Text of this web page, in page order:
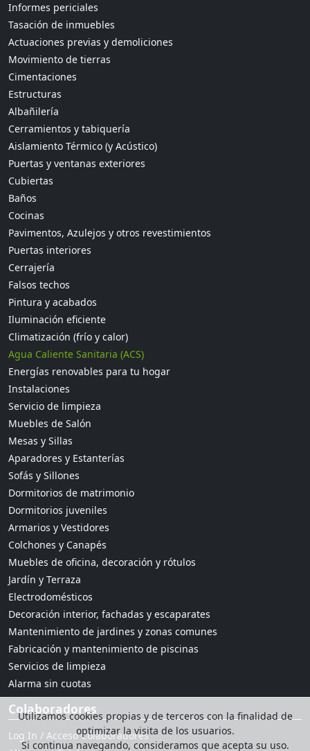
Utilizamos cookies propias y de terceros con la finalidad de
optimizar la visita de los usuarios.
Si continua navegando, consideramos que acepta su uso.
Informes periciales
Tasación de inmuebles
Actuaciones previas y demoliciones
Movimiento de tierras
Cimentaciones
Estructuras
Albañilería
Cerramientos y tabiquería
Aislamiento Térmico (y Acústico)
Puertas y ventanas exteriores
Cubiertas
Baños
Cocinas
Pavimentos, Azulejos y otros revestimientos
Puertas interiores
Cerrajería
Falsos techos
Pintura y acabados
Iluminación eficiente
Climatización (frío y calor)
Agua Caliente Sanitaria (ACS)
Energías renovables para tu hogar
Instalaciones
Servicio de limpieza
Muebles de Salón
Mesas y Sillas
Aparadores y Estanterías
Sofás y Sillones
Dormitorios de matrimonio
Dormitorios juveniles
Armarios y Vestidores
Colchones y Canapés
Muebles de oficina, decoración y rótulos
Jardín y Terraza
Electrodomésticos
Decoración interior, fachadas y escaparates
Mantenimiento de jardines y zonas comunes
Fabricación y mantenimiento de piscinas
Servicios de limpieza
Alarma sin cuotas
Colaboradores
Log In / Acceso Colaboradores